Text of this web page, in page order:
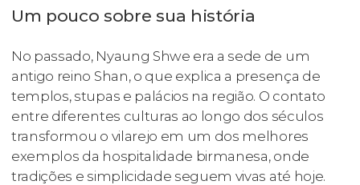
Um pouco sobre sua história
No passado, Nyaung Shwe era a sede de um
antigo reino Shan, o que explica a presença de
templos, stupas e palácios na região. O contato
entre diferentes culturas ao longo dos séculos
transformou o vilarejo em um dos melhores
exemplos da hospitalidade birmanesa, onde
tradições e simplicidade seguem vivas até hoje.